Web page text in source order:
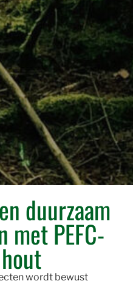
duurzaam
met PEFC-
wordt bewust